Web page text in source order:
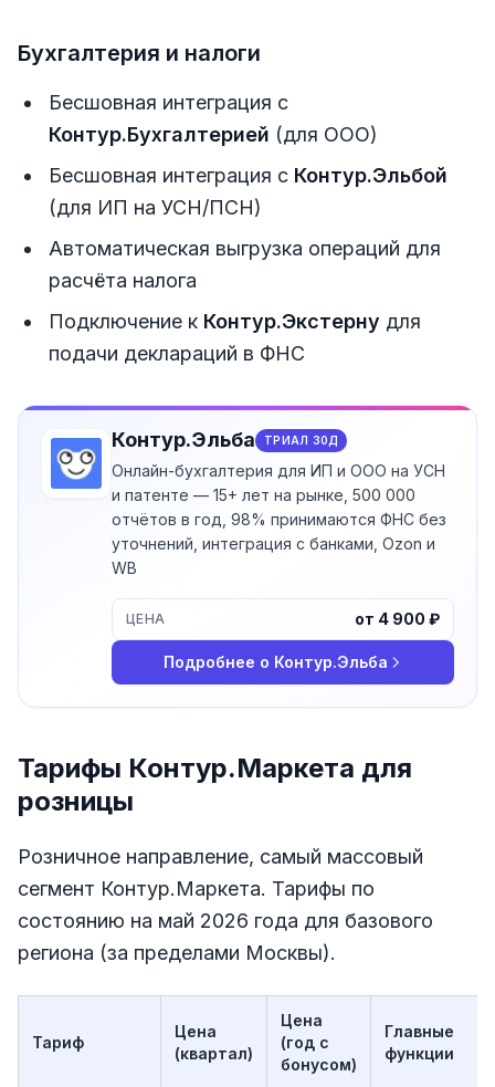
Бухгалтерия и налоги
Бесшовная интеграция с
Контур.Бухгалтерией (для ООО)
Бесшовная интеграция с Контур.Эльбой
(для ИП на УСН/ПСН)
Автоматическая выгрузка операций для
расчёта налога
Подключение к Контур.Экстерну для
подачи деклараций в ФНС
Контур.Эльба ТРИАЛ 30Д
Онлайн-бухгалтерия для ИП и ООО на УСН
и патенте — 15+ лет на рынке, 500 000
отчётов в год, 98% принимаются ФНС без
уточнений, интеграция с банками, Ozon и
WB
Подробнее о Контур.Эльба
ЦЕНА от 4 900 ₽
Тарифы Контур.Маркета для
розницы
Розничное направление, самый массовый
сегмент Контур.Маркета. Тарифы по
состоянию на май 2026 года для базового
региона (за пределами Москвы).
Тариф
Цена
(квартал)
Цена
(год с
бонусом)
Главные
функции